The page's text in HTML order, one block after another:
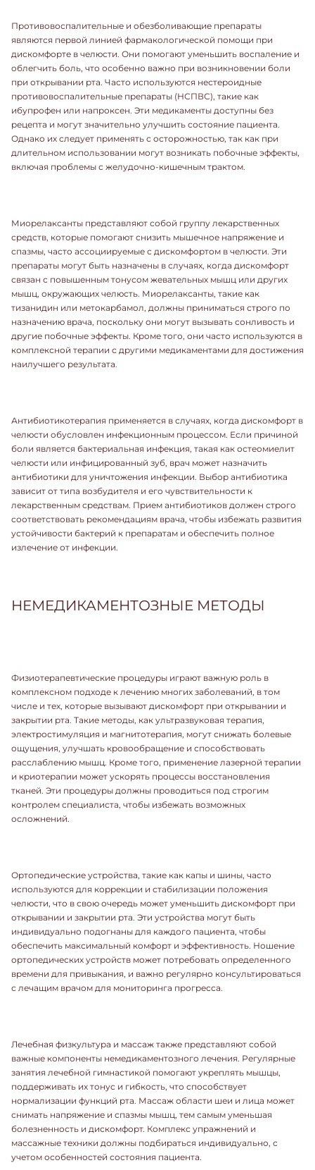
Противовоспалительные и обезболивающие препараты
являются первой линией фармакологической помощи при
дискомфорте в челюсти. Они помогают уменьшить воспаление и
облегчить боль, что особенно важно при возникновении боли
при открывании рта. Часто используются нестероидные
противовоспалительные препараты (НСПВС), такие как
ибупрофен или напроксен. Эти медикаменты доступны без
рецепта и могут значительно улучшить состояние пациента.
Однако их следует применять с осторожностью, так как при
длительном использовании могут возникать побочные эффекты,
включая проблемы с желудочно-кишечным трактом.
Миорелаксанты представляют собой группу лекарственных
средств, которые помогают снизить мышечное напряжение и
спазмы, часто ассоциируемые с дискомфортом в челюсти. Эти
препараты могут быть назначены в случаях, когда дискомфорт
связан с повышенным тонусом жевательных мышц или других
мышц, окружающих челюсть. Миорелаксанты, такие как
тизанидин или метокарбамол, должны приниматься строго по
назначению врача, поскольку они могут вызывать сонливость и
другие побочные эффекты. Кроме того, они часто используются в
комплексной терапии с другими медикаментами для достижения
наилучшего результата.
Антибиотикотерапия применяется в случаях, когда дискомфорт в
челюсти обусловлен инфекционным процессом. Если причиной
боли является бактериальная инфекция, такая как остеомиелит
челюсти или инфицированный зуб, врач может назначить
антибиотики для уничтожения инфекции. Выбор антибиотика
зависит от типа возбудителя и его чувствительности к
лекарственным средствам. Прием антибиотиков должен строго
соответствовать рекомендациям врача, чтобы избежать развития
устойчивости бактерий к препаратам и обеспечить полное
излечение от инфекции.
НЕМЕДИКАМЕНТОЗНЫЕ МЕТОДЫ
Физиотерапевтические процедуры играют важную роль в
комплексном подходе к лечению многих заболеваний, в том
числе и тех, которые вызывают дискомфорт при открывании и
закрытии рта. Такие методы, как ультразвуковая терапия,
электростимуляция и магнитотерапия, могут снижать болевые
ощущения, улучшать кровообращение и способствовать
расслаблению мышц. Кроме того, применение лазерной терапии
и криотерапии может ускорять процессы восстановления
тканей. Эти процедуры должны проводиться под строгим
контролем специалиста, чтобы избежать возможных
осложнений.
Ортопедические устройства, такие как капы и шины, часто
используются для коррекции и стабилизации положения
челюсти, что в свою очередь может уменьшить дискомфорт при
открывании и закрытии рта. Эти устройства могут быть
индивидуально подогнаны для каждого пациента, чтобы
обеспечить максимальный комфорт и эффективность. Ношение
ортопедических устройств может потребовать определенного
времени для привыкания, и важно регулярно консультироваться
с лечащим врачом для мониторинга прогресса.
Лечебная физкультура и массаж также представляют собой
важные компоненты немедикаментозного лечения. Регулярные
занятия лечебной гимнастикой помогают укреплять мышцы,
поддерживать их тонус и гибкость, что способствует
нормализации функций рта. Массаж области шеи и лица может
снимать напряжение и спазмы мышц, тем самым уменьшая
болезненность и дискомфорт. Комплекс упражнений и
массажные техники должны подбираться индивидуально, с
учетом особенностей состояния пациента.